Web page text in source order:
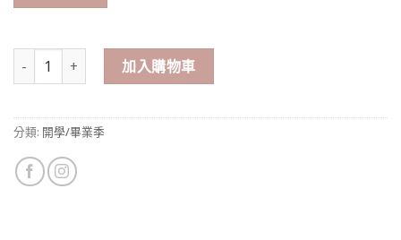
BABY/LOVE 透明氣球盒（可換色） 數量
加入購物車
分類: 開學/畢業季